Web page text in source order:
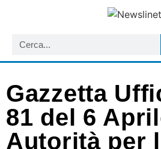
Gazzetta
81 del 6
Autorità per